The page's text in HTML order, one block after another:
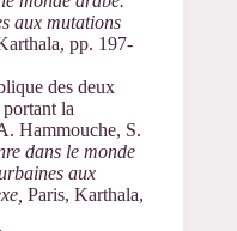
aux mutations
pp. 197-
des deux
la
Hammouche, S.
dans le monde
aux
Paris, Karthala,